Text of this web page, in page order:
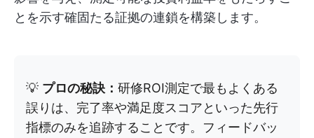
とを示す確固たる証拠の連鎖を構築します。
💡 プロの秘訣： 研修ROI測定で最もよくある
誤りは、完了率や満足度スコアといった先行
指標のみを追跡することです。フィードバッ